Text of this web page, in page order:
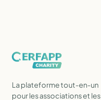
La plateforme tout-en-un
pour les associations et les